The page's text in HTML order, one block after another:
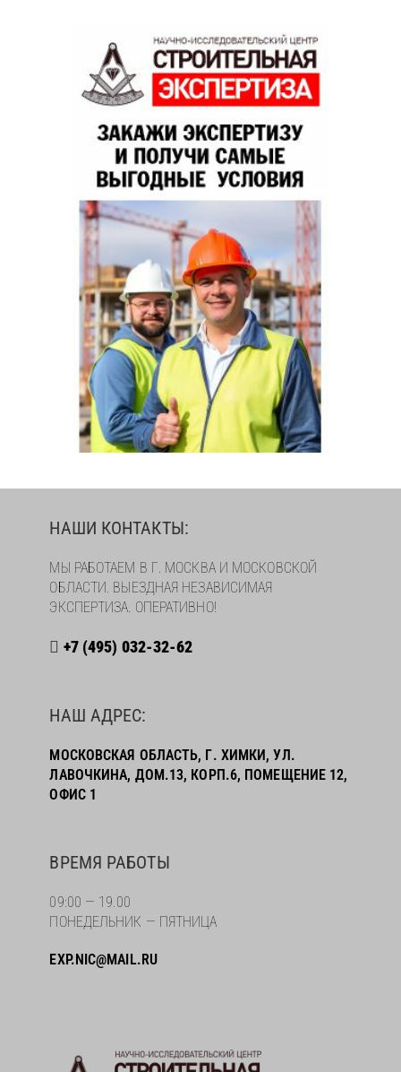
НАШИ КОНТАКТЫ:
МЫ РАБОТАЕМ В Г. МОСКВА И МОСКОВСКОЙ
ОБЛАСТИ. ВЫЕЗДНАЯ НЕЗАВИСИМАЯ
ЭКСПЕРТИЗА. ОПЕРАТИВНО!
+7 (495) 032-32-62
НАШ АДРЕС:
МОСКОВСКАЯ ОБЛАСТЬ, Г. ХИМКИ, УЛ.
ЛАВОЧКИНА, ДОМ.13, КОРП.6, ПОМЕЩЕНИЕ 12,
ОФИС 1
ВРЕМЯ РАБОТЫ
09:00 — 19.00
ПОНЕДЕЛЬНИК — ПЯТНИЦА
EXP.NIC@MAIL.RU